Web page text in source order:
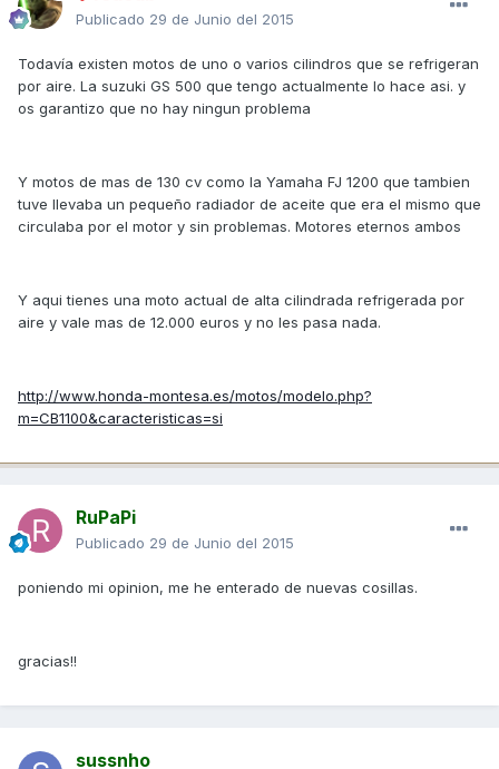
Publicado 29 de Junio del 2015
Todavía existen motos de uno o varios cilindros que se refrigeran
por aire. La suzuki GS 500 que tengo actualmente lo hace asi. y
os garantizo que no hay ningun problema
Y motos de mas de 130 cv como la Yamaha FJ 1200 que tambien
tuve llevaba un pequeño radiador de aceite que era el mismo que
circulaba por el motor y sin problemas. Motores eternos ambos
Y aqui tienes una moto actual de alta cilindrada refrigerada por
aire y vale mas de 12.000 euros y no les pasa nada.
http://www.honda-montesa.es/motos/modelo.php?
m=CB1100&caracteristicas=si
RuPaPi
Publicado 29 de Junio del 2015
poniendo mi opinion, me he enterado de nuevas cosillas.
gracias!!
sussnho